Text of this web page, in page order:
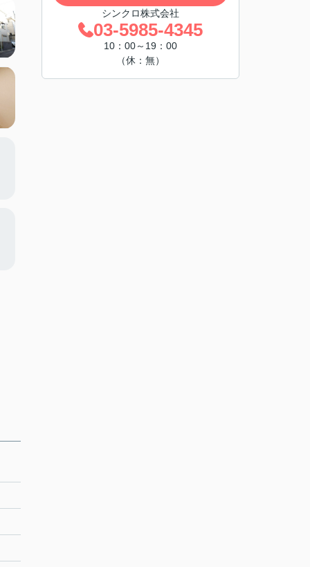
シンクロ株式会社
03-5985-4345
10：00～19：00
（休：無）